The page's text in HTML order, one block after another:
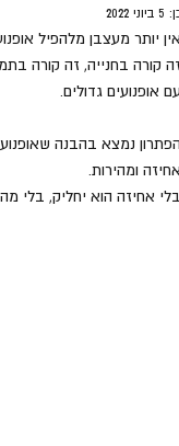
5 ביוני 2022
יותר מעצבן מלהפיל
קורה בחנייה, זה קורה
אופנועים גדולים.
נמצא בהבנה
ומהירות.
אחיזה הוא יחליק, בלי